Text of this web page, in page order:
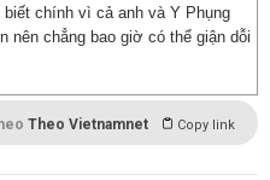
biết chính vì cả anh và Y Phụng
nên chẳng bao giờ có thể giận dỗi
Theo Vietnamnet Copy link